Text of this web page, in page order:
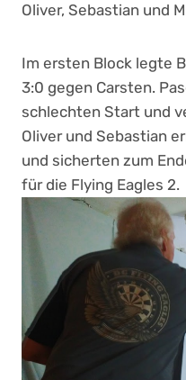
Oliver, Sebastian und
Im ersten Block legte
3:0 gegen Carsten.
schlechten Start und
Oliver und Sebastian
und sicherten zum
für die Flying Eagles 2.